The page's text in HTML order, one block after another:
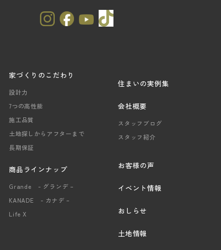
家づくりのこだわり
設計力
7つの高性能
施工品質
土地探しからアフターまで
長期保証
商品ラインナップ
Grande - グランデ –
KANADE - カナデ –
Life X
住まいの実例集
会社概要
スタッフブログ
スタッフ紹介
お客様の声
イベント情報
おしらせ
土地情報